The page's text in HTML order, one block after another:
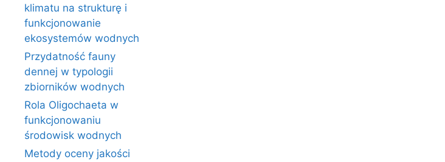
klimatu na strukturę i
funkcjonowanie
ekosystemów wodnych
Przydatność fauny
dennej w typologii
zbiorników wodnych
Rola Oligochaeta w
funkcjonowaniu
środowisk wodnych
Metody oceny jakości